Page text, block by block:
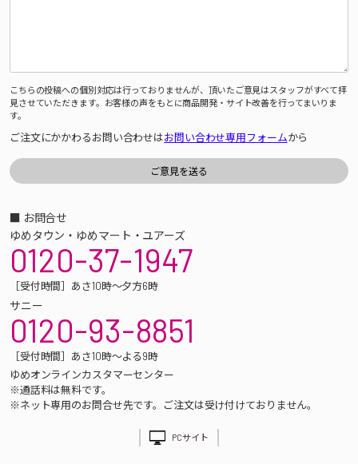
こちらの投稿への個別対応は行っておりませんが、頂いたご意見はスタッフがすべて拝
見させていただきます。お客様の声をもとに商品開発・サイト改善を行ってまいりま
す。
ご注文にかかわるお問い合わせはお問い合わせ専用フォームから
■ お問合せ
ゆめタウン・ゆめマート・ユアーズ
0120-37-1947
［受付時間］あさ10時～夕方6時
サニー
0120-93-8851
［受付時間］あさ10時～よる9時
ゆめオンラインカスタマーセンター
※通話料は無料です。
※ネット専用のお問合せ先です。ご注文は受け付けておりません。
PCサイト